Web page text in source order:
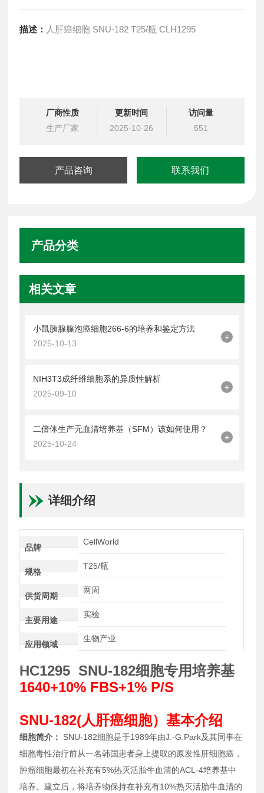
描述： 人肝癌细胞 SNU-182 T25/瓶 CLH1295
厂商性质
生产厂家
更新时间
2025-10-26
访问量
551
产品咨询 联系我们
产品分类
相关文章
小鼠胰腺腺泡癌细胞266-6的培养和鉴定方法
2025-10-13
+
NIH3T3成纤维细胞系的异质性解析
2025-09-10
+
二倍体生产无血清培养基（SFM）该如何使用？
2025-10-24
+
详细介绍
品牌
CellWorld
规格
T25/瓶
供货周期
两周
主要用途
实验
应用领域
生物产业
HC1295 SNU-182细胞专用培养基
1640+10% FBS+1% P/S
SNU-182(人肝癌细胞）基本介绍
细胞简介：
SNU-182细胞是于1989年由J.-G.Park及其同事在
细胞毒性治疗前从一名韩国患者身上提取的原发性肝细胞癌，
肿瘤细胞最初在补充有5%热灭活胎牛血清的ACL-4培养基中
培养。建立后，将培养物保持在补充有10%热灭活胎牛血清的